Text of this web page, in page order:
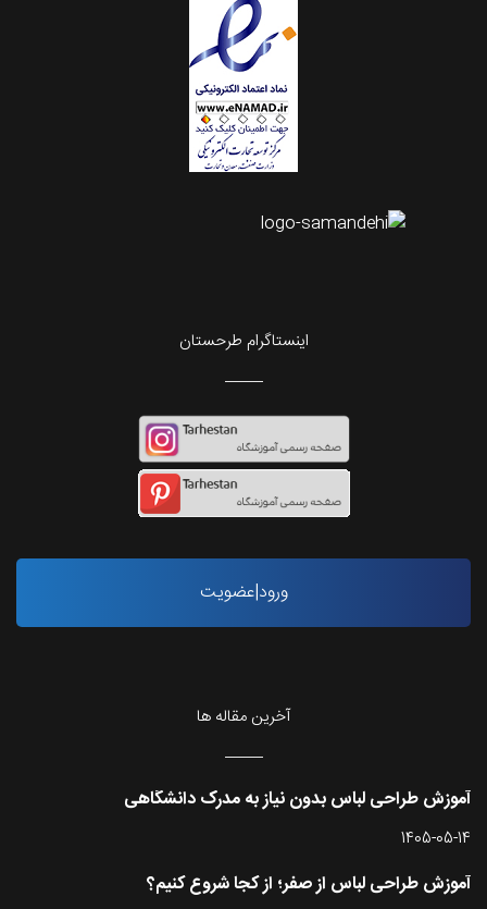
اینستاگرام طرحستان
ورود|عضویت
آخرین مقاله ها
آموزش طراحی لباس بدون نیاز به مدرک دانشگاهی
1405-05-14
آموزش طراحی لباس از صفر؛ از کجا شروع کنیم؟